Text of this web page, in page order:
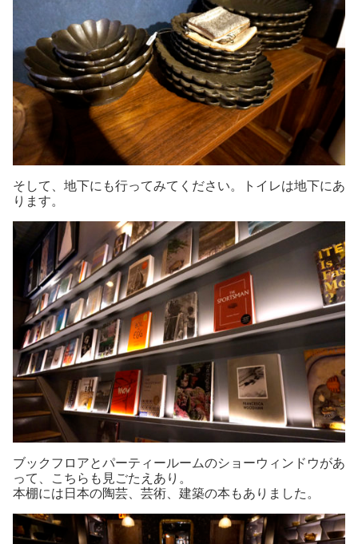
そして、地下にも行ってみてください。トイレは地下にあ
ります。
ブックフロアとパーティールームのショーウィンドウがあ
って、こちらも見ごたえあり。
本棚には日本の陶芸、芸術、建築の本もありました。